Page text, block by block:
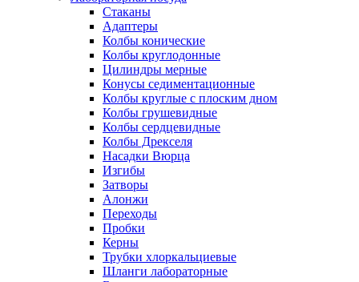
Стаканы
Адаптеры
Колбы конические
Колбы круглодонные
Цилиндры мерные
Конусы седиментационные
Колбы круглые с плоским дном
Колбы грушевидные
Колбы сердцевидные
Колбы Дрекселя
Насадки Вюрца
Изгибы
Затворы
Алонжи
Переходы
Пробки
Керны
Трубки хлоркальциевые
Шланги лабораторные